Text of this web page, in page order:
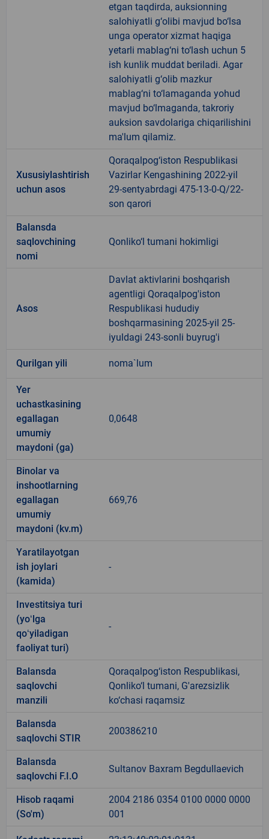
etgan taqdirda, auksionning
salohiyatli g‘olibi mavjud bo‘lsa
unga operator xizmat haqiga
yetarli mablag‘ni to‘lash uchun 5
ish kunlik muddat beriladi. Agar
salohiyatli g‘olib mazkur
mablag‘ni to‘lamaganda yohud
mavjud bo‘lmaganda, takroriy
auksion savdolariga chiqarilishini
ma'lum qilamiz.
Xususiylashtirish
uchun asos
Qoraqalpog‘iston Respublikasi
Vazirlar Kengashining 2022-yil
29-sentyabrdagi 475-13-0-Q/22-
son qarori
Balansda
saqlovchining
nomi
Qonliko‘l tumani hokimligi
Asos
Davlat aktivlarini boshqarish
agentligi Qoraqalpog'iston
Respublikasi hududiy
boshqarmasining 2025-yil 25-
iyuldagi 243-sonli buyrug'i
Qurilgan yili noma`lum
Yer
uchastkasining
egallagan
umumiy
maydoni (ga)
0,0648
Binolar va
inshootlarning
egallagan
umumiy
maydoni (kv.m)
669,76
Yaratilayotgan
ish joylari
(kamida)
-
Investitsiya turi
(yoʻlga
qoʻyiladigan
faoliyat turi)
-
Balansda
saqlovchi
manzili
Qoraqalpog‘iston Respublikasi,
Qonliko‘l tumani, G'arezsizlik
ko‘chasi raqamsiz
Balansda
saqlovchi STIR
200386210
Balansda
saqlovchi F.I.O
Sultanov Baxram Begdullaevich
Hisob raqami
(So'm)
2004 2186 0354 0100 0000 0000
001